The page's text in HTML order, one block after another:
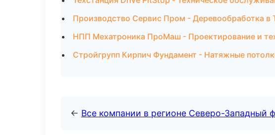
Производство Сервис Пром - Деревообработка в
НПП Мехатроника ПроМаш - Проектирование и
Стройгрупп Кирпич Фундамент - Натяжные
← Все компании в регионе Северо-Западный